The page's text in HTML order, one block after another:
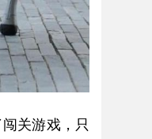
关游戏，只